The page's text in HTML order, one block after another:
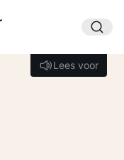
Lees voor
Lees voor